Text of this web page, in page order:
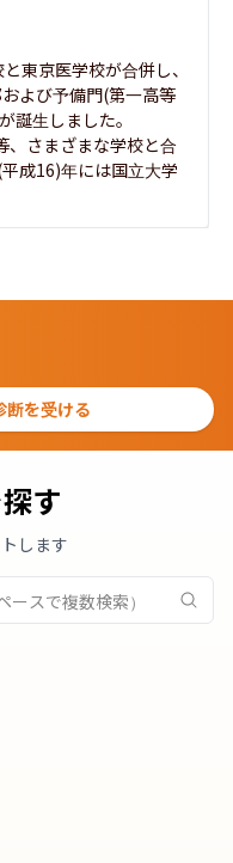
東京医学校が合併し、
よび予備門(第一高等
誕生しました。
、さまざまな学校と合
成16)年には国立大学
断を受ける
す
します